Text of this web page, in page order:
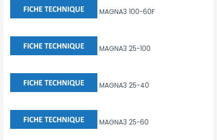
MAGNA3 100-60F
MAGNA3 25-100
MAGNA3 25-40
MAGNA3 25-60